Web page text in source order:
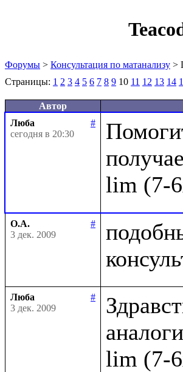
Форумы > Консультация по матанализу >
Страницы: 1 2 3 4 5 6 7 8 9 10 11 12 13 14
Автор
Люба
#
сегодня в 20:30
О.А.
#
3 дек. 2009
Люба
#
3 дек. 2009
lim (7-